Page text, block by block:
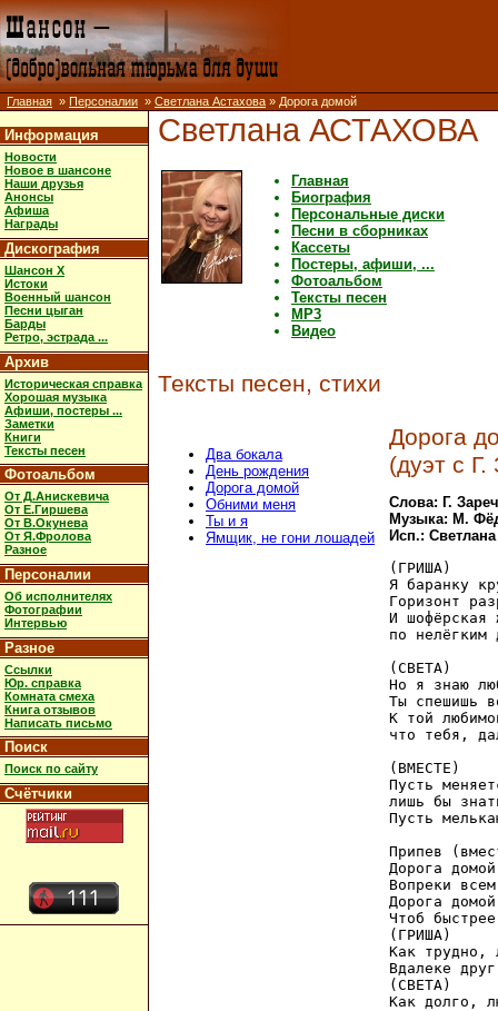
Главная » Персоналии » Светлана Астахова » Дорога домой
Информация
Новости
Новое в шансоне
Наши друзья
Анонсы
Афиша
Награды
Дискография
Шансон X
Истоки
Военный шансон
Песни цыган
Барды
Ретро, эстрада ...
Архив
Историческая справка
Хорошая музыка
Афиши, постеры ...
Заметки
Книги
Тексты песен
Фотоальбом
От Д.Анискевича
От Е.Гиршева
От В.Окунева
От Я.Фролова
Разное
Персоналии
Об исполнителях
Фотографии
Интервью
Разное
Ссылки
Юр. справка
Комната смеха
Книга отзывов
Написать письмо
Поиск
Поиск по сайту
Счётчики
Светлана АСТАХОВА
Главная
Биография
Персональные диски
Песни в сборниках
Кассеты
Постеры, афиши, ...
Фотоальбом
Тексты песен
MP3
Видео
Тексты песен, стихи
Два бокала
День рождения
Дорога домой
Обними меня
Ты и я
Ямщик, не гони лошадей
Дорога
(дуэт с
Слова: Г.
Музыка: М.
Исп.:
(ГРИША)
Я баранку
Горизонт
И шофёрская
по нелёгким
(СВЕТА)
Но я знаю
Ты спешишь
К той
что тебя,
(ВМЕСТЕ)
Пусть
лишь бы
Пусть
Припев
Дорога
Вопреки
Дорога
Чтоб
(ГРИША)
Как трудно,
Вдалеке
(СВЕТА)
Как долго,